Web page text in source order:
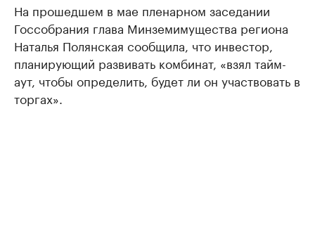
На прошедшем в мае пленарном заседании
Госсобрания глава Минземимущества региона
Наталья Полянская сообщила, что инвестор,
планирующий развивать комбинат, «взял тайм-
аут, чтобы определить, будет ли он участвовать в
торгах».